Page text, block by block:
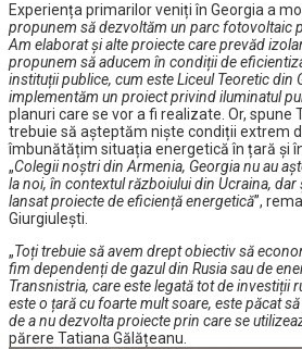
Experiența primarilor veniți în Georgia a
propunem să dezvoltăm un parc fotovoltaic
Am elaborat și alte proiecte care prevăd
propunem să aducem în condiții de
instituții publice, cum este Liceul Teoretic din
implementăm un proiect privind iluminatul
planuri care se vor a fi realizate. Or, spune
trebuie să așteptăm niște condiții extrem
îmbunătățim situația energetică în țară și
„Colegii noștri din Armenia, Georgia nu au
la noi, în contextul războiului din Ucraina,
lansat proiecte de eficiență energetică”,
Giurgiulești.
„Toți trebuie să avem drept obiectiv să
fim dependenți de gazul din Rusia sau de
Transnistria, care este legată tot de investiții
este o țară cu foarte mult soare, este păcat
de a nu dezvolta proiecte prin care se
părere Tatiana Gălățeanu.